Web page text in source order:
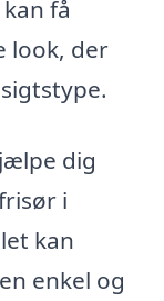
få
look, der
dig
i
kan
enkel og